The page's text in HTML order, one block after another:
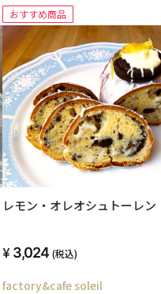
おすすめ商品
レモン・オレオシュトーレン
3,024 (税込)
factory&cafe soleil